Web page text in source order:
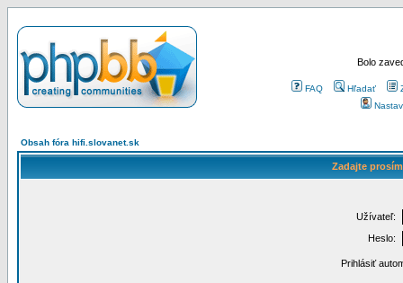
Bolo
FAQ Hľadať
Obsah fóra hifi.slovanet.sk
Zadajte
Užívateľ:
Heslo:
Prihlásiť